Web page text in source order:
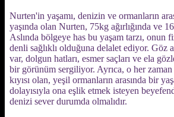
Nurten'in yaşamı, denizin ve ormanların
yaşında olan Nurten, 75kg ağırlığında ve
Aslında bölgeye has bu yaşam tarzı, onun
denli sağlıklı olduğuna delalet ediyor. Göz
var, dolgun hatları, esmer saçları ve ela
bir görünüm sergiliyor. Ayrıca, o her zaman
kıyısı olan, yeşil ormanların arasında bir
dolayısıyla ona eşlik etmek isteyen
denizi sever durumda olmalıdır.